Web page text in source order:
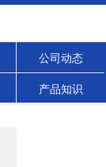
公司动态
产品知识